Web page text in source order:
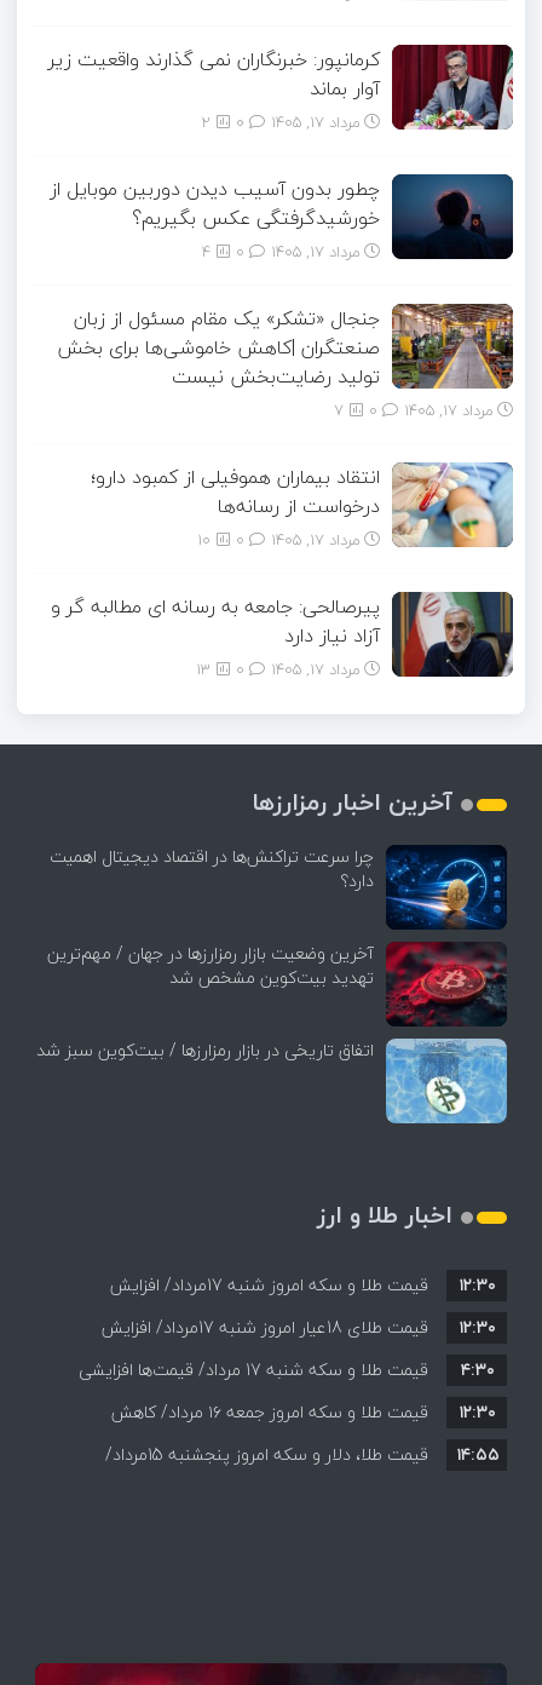
کرمانپور: خبرنگاران نمی گذارند واقعیت زیر
آوار بماند
مرداد ۱۷, ۱۴۰۵ 2
چطور بدون آسیب دیدن دوربین موبایل از
خورشیدگرفتگی عکس بگیریم؟
مرداد ۱۷, ۱۴۰۵ 4
جنجال «تشکر» یک مقام مسئول از زبان
صنعتگران |کاهش خاموشی‌ها برای بخش
تولید رضایت‌بخش نیست
مرداد ۱۷, ۱۴۰۵ 7
انتقاد بیماران هموفیلی از کمبود دارو؛
درخواست از رسانه‌ها
مرداد ۱۷, ۱۴۰۵ 10
پیرصالحی: جامعه به رسانه ای مطالبه گر و
آزاد نیاز دارد
مرداد ۱۷, ۱۴۰۵ 13
آخرین اخبار رمزارزها
چرا سرعت تراکنش‌ها در اقتصاد دیجیتال اهمیت
دارد؟
آخرین وضعیت بازار رمزارزها در جهان / مهم‌ترین
تهدید بیت‌کوین مشخص شد
اتفاق تاریخی در بازار رمزارزها / بیت‌کوین سبز شد
اخبار طلا و ارز
قیمت طلا و سکه امروز شنبه 17مرداد/ افزایش
همه قیمت ها + جدول و جزئیات
۱۲:۳۰
قیمت طلای 18عیار امروز شنبه 17مرداد/ افزایش
قیمت + جدول و جزئیات
۱۲:۳۰
قیمت طلا و سکه شنبه 17 مرداد/ قیمت‌ها افزایشی
۴:۳۰
قیمت طلا و سکه امروز جمعه ۱۶ مرداد/ کاهش
قیمت ها+ جدول و جزییات
۱۲:۳۰
قیمت طلا، دلار و سکه امروز پنجشنبه 15مرداد/
۱۴:۵۵